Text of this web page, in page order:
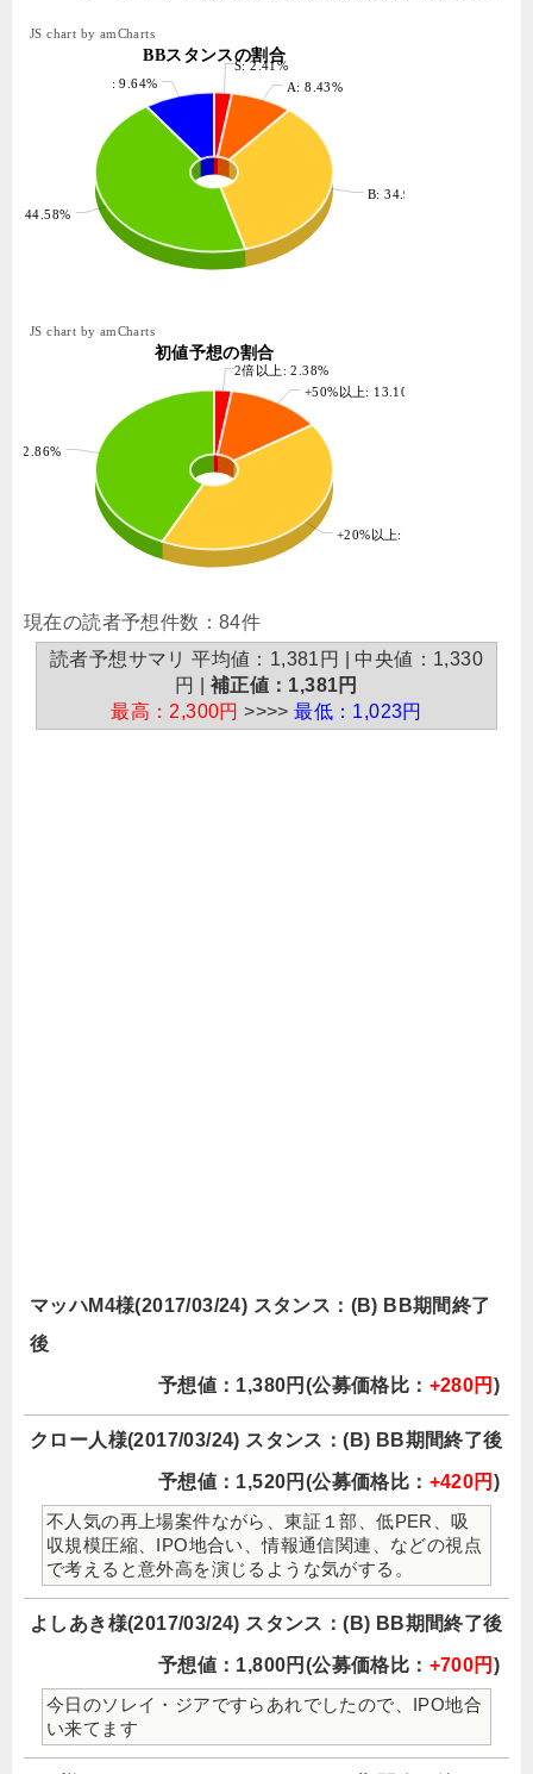
: 9.64%
S: 2.41%
A: 8.43%
B: 34.94%
: 44.58%
BBスタンスの割合
JS chart by amCharts
42.86%
2倍以上: 2.38%
+50%以上: 13.10%
+20%以上: 41.67%
初値予想の割合
JS chart by amCharts
現在の読者予想件数：84件
読者予想サマリ 平均値：1,381円 | 中央値：1,330
円 | 補正値：1,381円
最高：2,300円 >>>>最低：1,023円
マッハM4様(2017/03/24) スタンス：(B) BB期間終了
後
予想値：1,380円(公募価格比： +280円 )
クロー人様(2017/03/24) スタンス：(B) BB期間終了後
予想値：1,520円(公募価格比： +420円 )
不人気の再上場案件ながら、東証１部、低PER、吸
収規模圧縮、IPO地合い、情報通信関連、などの視点
で考えると意外高を演じるような気がする。
よしあき様(2017/03/24) スタンス：(B) BB期間終了後
予想値：1,800円(公募価格比： +700円 )
今日のソレイ・ジアですらあれでしたので、IPO地合
い来てます